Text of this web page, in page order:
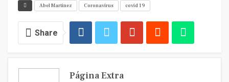
Abel Martinez Coronavirus covid 19
Share
Página Extra